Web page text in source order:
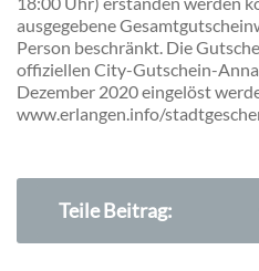
ausgegebene
Person beschränkt. Die
offiziellen City-Gutschein-
Dezember 2020 eingelöst
www.erlangen.info/
Teile Beitrag: